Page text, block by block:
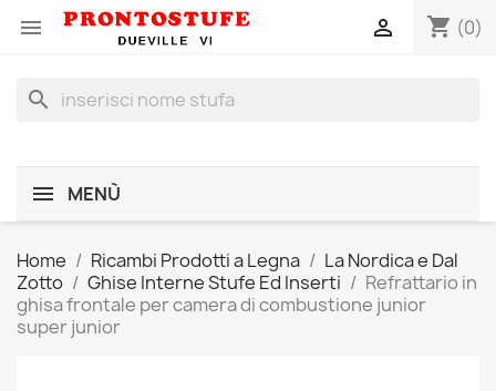
 shopping_cart (0)

search
MENÙ
Home Ricambi Prodotti a Legna
La Nordica e Dal
Zotto
Ghise Interne Stufe Ed Inserti
Refrattario in
ghisa frontale per camera di combustione junior
super junior